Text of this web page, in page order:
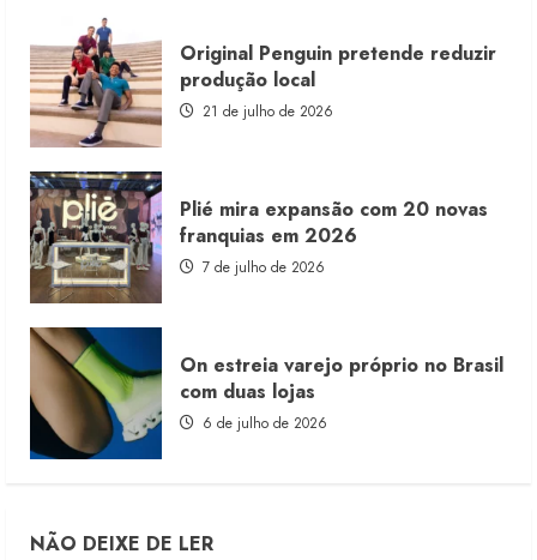
Original Penguin pretende reduzir
produção local
21 de julho de 2026
Plié mira expansão com 20 novas
franquias em 2026
7 de julho de 2026
On estreia varejo próprio no Brasil
com duas lojas
6 de julho de 2026
NÃO DEIXE DE LER